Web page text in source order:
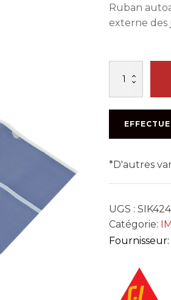
Ruban
externe des
TAPE-
150
*D'autres
UGS :
Catégorie:
Fournisseur: